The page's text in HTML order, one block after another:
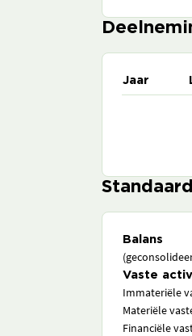
Jaar
Balans
Vaste
Immateriële
Materiële
Financiële